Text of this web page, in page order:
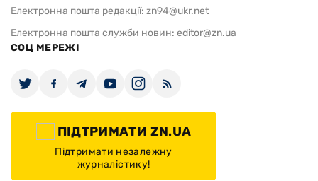
Електронна пошта редакції: zn94@ukr.net
Електронна пошта служби новин: editor@zn.ua
СОЦ МЕРЕЖІ
ПІДТРИМАТИ ZN.UA
Підтримати незалежну
журналістику!